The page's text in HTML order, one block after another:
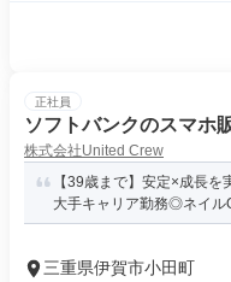
正社員
ソフトバンクのスマホ
株式会社United Crew
【39歳まで】安定×成長を
大手キャリア勤務◎ネイル
三重県伊賀市小田町